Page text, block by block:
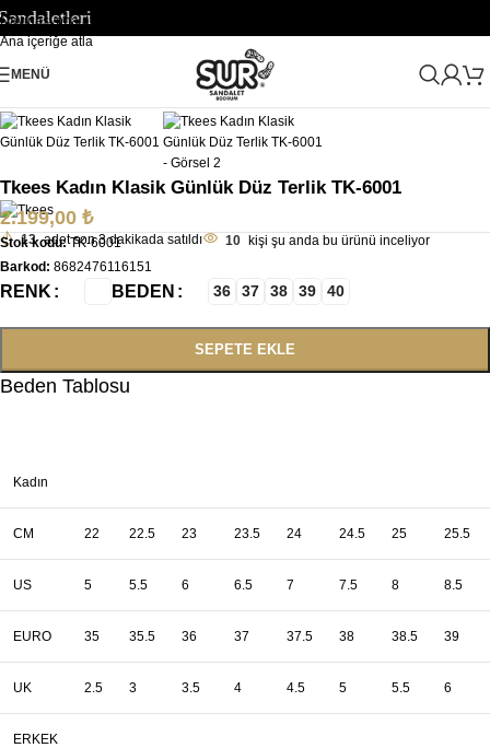
Navigasyona atla
Ana içeriğe atla
MENÜ
Ana Sayfa Kadın Düz Terlik
Tkees Kadın Klasik Günlük Düz Terlik TK-6001
2.199,00 ₺
13 adet son 3 dakikada satıldı 10 kişi şu anda bu ürünü inceliyor
Stok kodu:TK-6001
Barkod: 8682476116151
RENK BEDEN 36 37 38 39 40
SEPETE EKLE
Beden Tablosu
Kadın
CM 22 22.5 23 23.5 24 24.5 25 25.5
US 5 5.5 6 6.5 7 7.5 8 8.5
EURO 35 35.5 36 37 37.5 38 38.5 39
UK 2.5 3 3.5 4 4.5 5 5.5 6
ERKEK